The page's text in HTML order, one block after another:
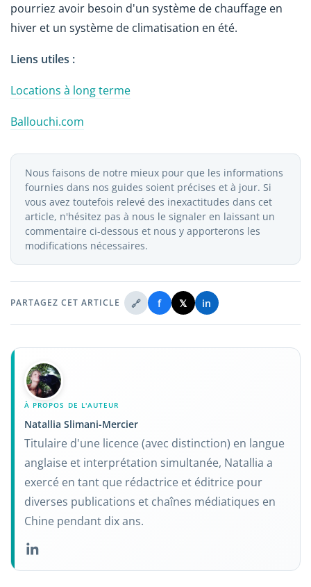
pourriez avoir besoin d'un système de chauffage en
hiver et un système de climatisation en été.
Liens utiles :
Locations à long terme
Ballouchi.com
Nous faisons de notre mieux pour que les informations
fournies dans nos guides soient précises et à jour. Si
vous avez toutefois relevé des inexactitudes dans cet
article, n'hésitez pas à nous le signaler en laissant un
commentaire ci-dessous et nous y apporterons les
modifications nécessaires.
PARTAGEZ CET ARTICLE 🔗 f 𝕏 in
À PROPOS DE L'AUTEUR
Natallia Slimani-Mercier
Titulaire d'une licence (avec distinction) en langue
anglaise et interprétation simultanée, Natallia a
exercé en tant que rédactrice et éditrice pour
diverses publications et chaînes médiatiques en
Chine pendant dix ans.